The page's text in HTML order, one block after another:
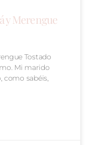
y Merengue
Tostado
Mi marido
como sabéis,